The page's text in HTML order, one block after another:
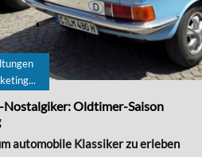
Oldtimer-Saison
automobile Klassiker zu erleben